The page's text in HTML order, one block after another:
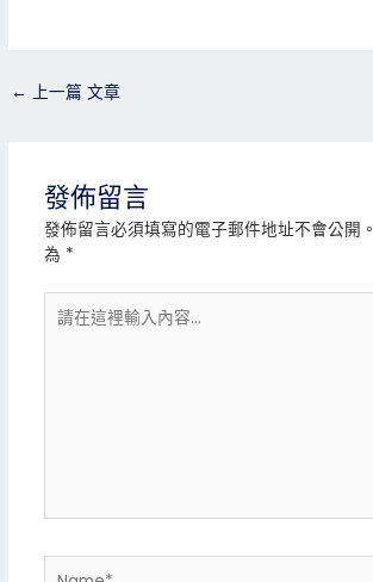
← 上一篇 文章
發佈留言
發佈留言必須填寫的電子郵件地址不會公開。
為 *
在